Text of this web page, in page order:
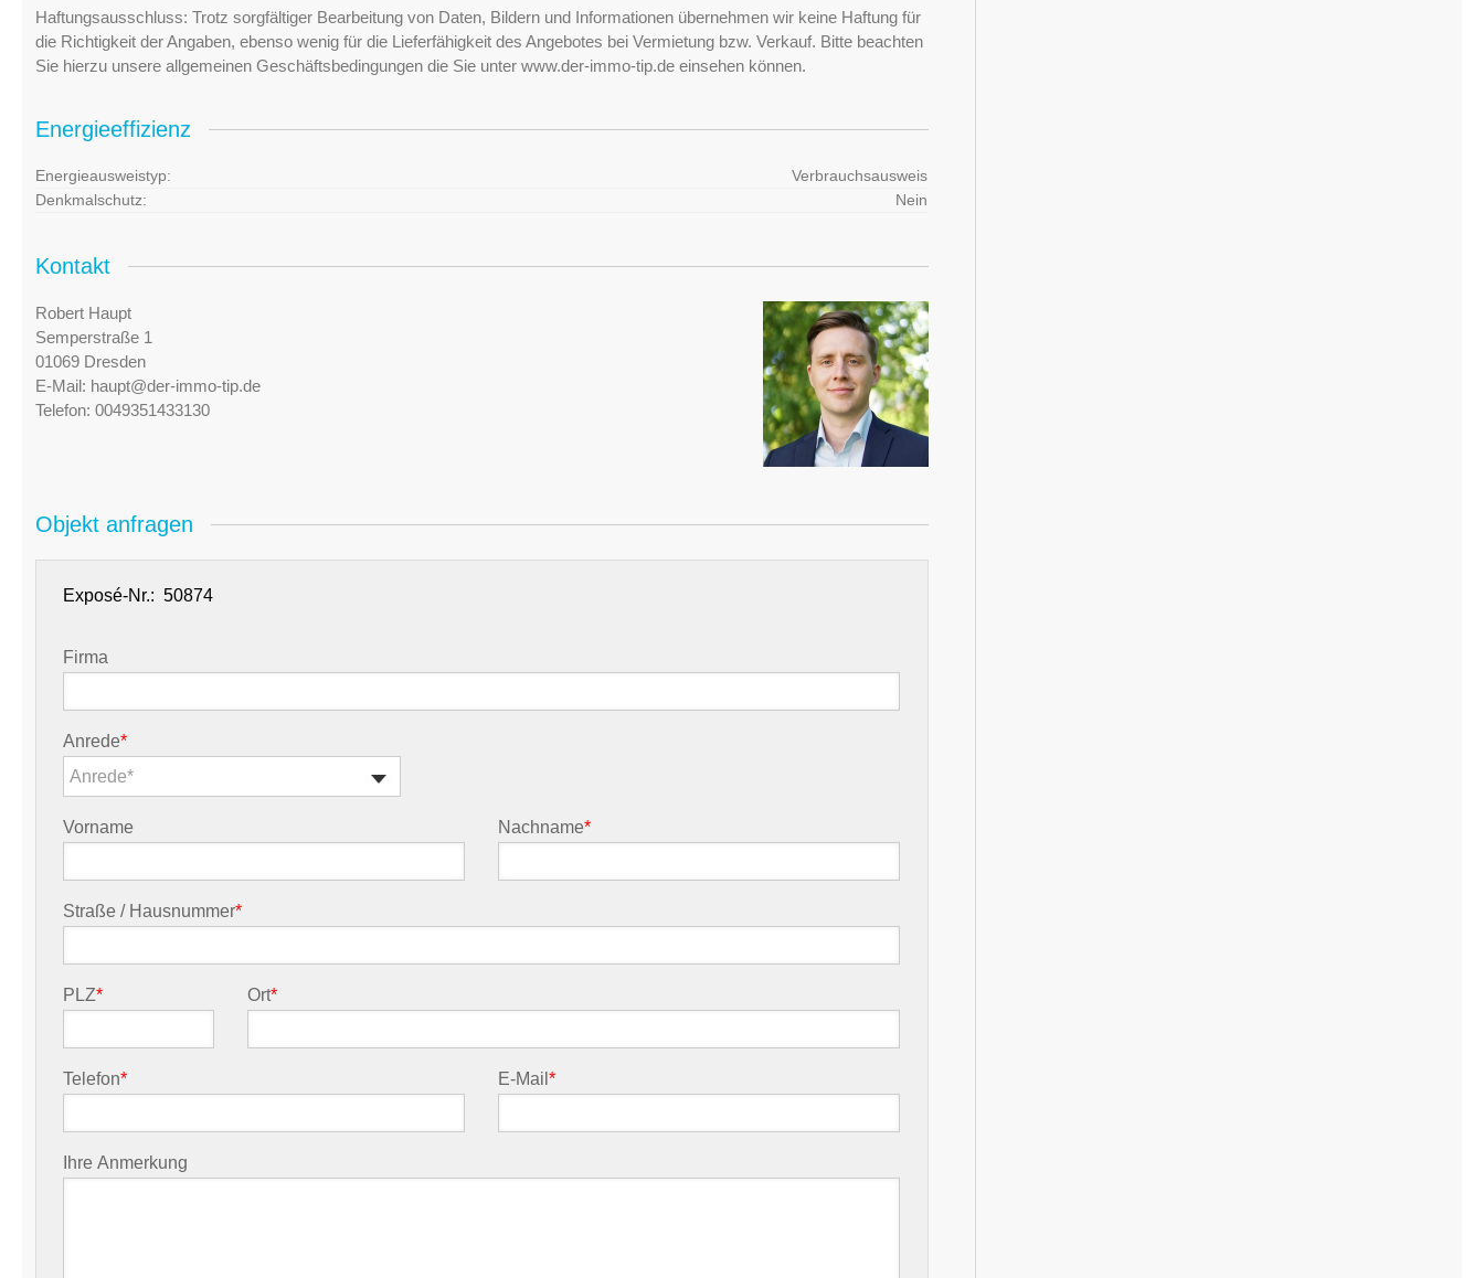
Haftungsausschluss: Trotz sorgfältiger Bearbeitung von Daten, Bildern und Informationen übernehmen wir keine Haftung für
die Richtigkeit der Angaben, ebenso wenig für die Lieferfähigkeit des Angebotes bei Vermietung bzw. Verkauf. Bitte beachten
Sie hierzu unsere allgemeinen Geschäftsbedingungen die Sie unter www.der-immo-tip.de einsehen können.
Energieeffizienz
Energieausweistyp:
Verbrauchsausweis
Denkmalschutz:
Nein
Kontakt
Robert Haupt
Semperstraße 1
01069 Dresden
E-Mail: haupt@der-immo-tip.de
Telefon: 0049351433130
Objekt anfragen
Exposé-Nr.:
Firma
Anrede*
Anrede*
Vorname Nachname*
Straße / Hausnummer*
PLZ* Ort*
Telefon* E-Mail*
Ihre Anmerkung